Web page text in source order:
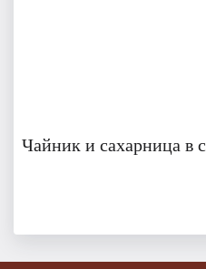
Чайник и сахарница в